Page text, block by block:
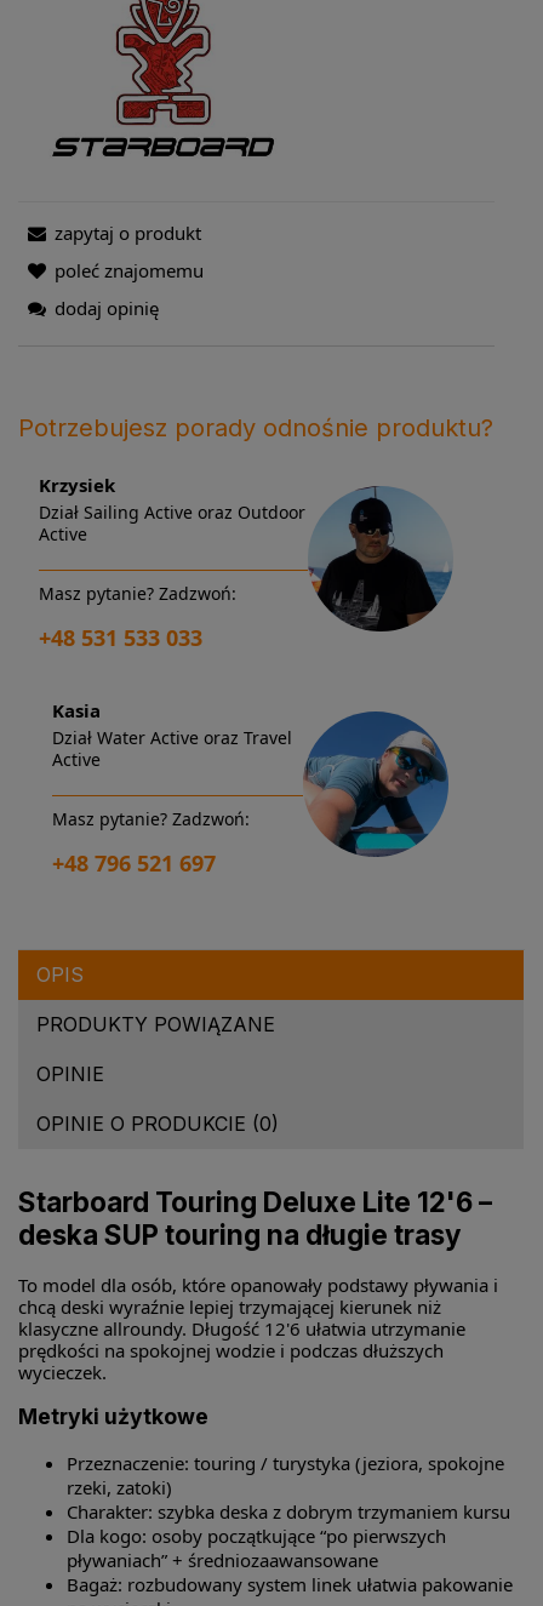
zapytaj o produkt
poleć znajomemu
dodaj opinię
Potrzebujesz porady odnośnie produktu?
Krzysiek
Dział Sailing Active oraz Outdoor
Active
Masz pytanie? Zadzwoń:
+48 531 533 033
Kasia
Dział Water Active oraz Travel
Active
Masz pytanie? Zadzwoń:
+48 796 521 697
OPIS
PRODUKTY POWIĄZANE
OPINIE
OPINIE O PRODUKCIE (0)
Starboard Touring Deluxe Lite 12'6 –
deska SUP touring na długie trasy
To model dla osób, które opanowały podstawy pływania i
chcą deski wyraźnie lepiej trzymającej kierunek niż
klasyczne allroundy. Długość 12'6 ułatwia utrzymanie
prędkości na spokojnej wodzie i podczas dłuższych
wycieczek.
Metryki użytkowe
Przeznaczenie: touring / turystyka (jeziora, spokojne
rzeki, zatoki)
Charakter: szybka deska z dobrym trzymaniem kursu
Dla kogo: osoby początkujące “po pierwszych
pływaniach” + średniozaawansowane
Bagaż: rozbudowany system linek ułatwia pakowanie